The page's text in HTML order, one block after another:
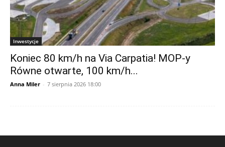
Inwestycje
Koniec 80 km/h na Via Carpatia! MOP-y
Równe otwarte, 100 km/h...
Anna Miler - 7 sierpnia 2026 18:00